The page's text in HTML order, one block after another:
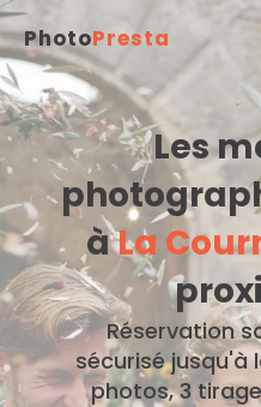
PhotoPresta
Les
àLa
Réservation
sécurisé jusqu'à
photos, 3